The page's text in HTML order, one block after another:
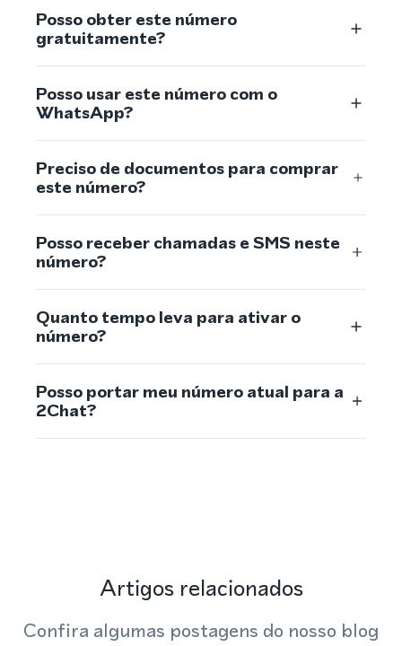
Posso obter este número
gratuitamente?
Posso usar este número com o
WhatsApp?
Preciso de documentos para comprar
este número?
Posso receber chamadas e SMS neste
número?
Quanto tempo leva para ativar o
número?
Posso portar meu número atual para a
2Chat?
Artigos relacionados
Confira algumas postagens do nosso blog